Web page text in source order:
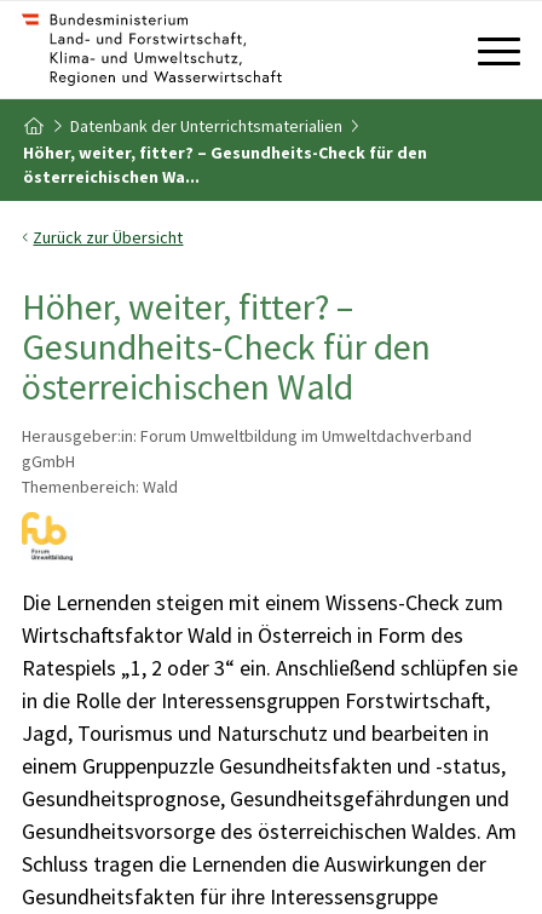
Zum Inhalt
Zum Inhaltsverzeichnis
Zur Startseite
Datenbank der Unterrichtsmaterialien
Höher, weiter, fitter? – Gesundheits-Check für den
österreichischen Wa...
Zurück zur Übersicht
Höher, weiter, fitter? –
Gesundheits-Check für den
österreichischen Wald
Herausgeber:in: Forum Umweltbildung im Umweltdachverband
gGmbH
Themenbereich: Wald
Die Lernenden steigen mit einem Wissens-Check zum
Wirtschaftsfaktor Wald in Österreich in Form des
Ratespiels „1, 2 oder 3“ ein. Anschließend schlüpfen sie
in die Rolle der Interessensgruppen Forstwirtschaft,
Jagd, Tourismus und Naturschutz und bearbeiten in
einem Gruppenpuzzle Gesundheitsfakten und -status,
Gesundheitsprognose, Gesundheitsgefährdungen und
Gesundheitsvorsorge des österreichischen Waldes. Am
Schluss tragen die Lernenden die Auswirkungen der
Gesundheitsfakten für ihre Interessensgruppe